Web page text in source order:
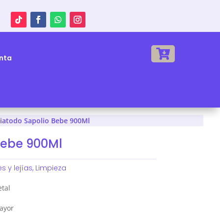

Sapolio Bebe 900Ml
900Ml
y lejías, Limpieza